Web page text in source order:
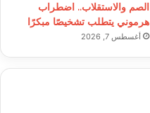
الصم والاستقلاب.. اضطراب
هرموني يتطلب تشخيصًا مبكرًا
أغسطس 7, 2026